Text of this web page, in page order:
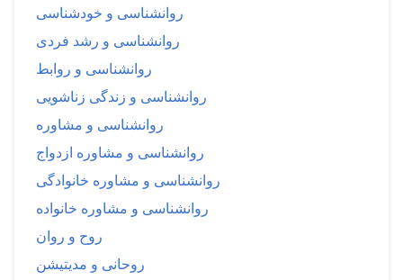
روانشناسی و خودشناسی
روانشناسی و رشد فردی
روانشناسی و روابط
روانشناسی و زندگی زناشویی
روانشناسی و مشاوره
روانشناسی و مشاوره ازدواج
روانشناسی و مشاوره خانوادگی
روانشناسی و مشاوره خانواده
روح و روان
روحانی و مدیتیشن